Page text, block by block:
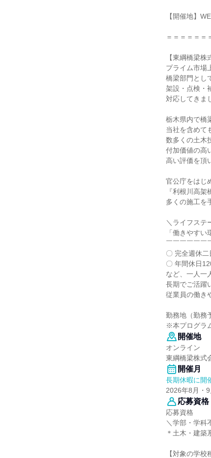
【開催地】
＝＝＝＝＝＝
【東綱橋梁株
プライム市場
橋梁部門とし
架設・点検・
対応してきま
栃木県内で橋
当社を含めて
数多くの土木
付加価値の高
高い評価を頂
官公庁をはじ
『利根川高
多くの施工を
＼ライフステ
「働きやす
￣￣￣￣￣￣
〇 完全週休二
〇 年間休日
など、一人一
長期でご活躍
従業員の働き
勤務地（勤務
※本プログラ
開催地
オンライン
東綱橋梁株式
開催月
長期休暇に開
2026年8月・9
応募資格
応募資格
＼学部・学科
＊土木・建築
【対象の学校